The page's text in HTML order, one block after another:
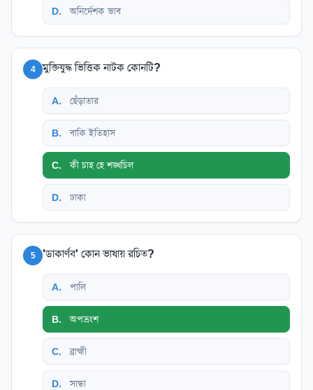
D. অনির্দেশক ভাব
4 মুক্তিযুদ্ধ ভিত্তিক নাটক কোনটি?
A. ছেঁড়াতার
B. বাকি ইতিহাস
C. কী চাহ হে শঙ্খচিল
D. ঢাকা
5 'ডাকার্ণব' কোন ভাষায় রচিত?
A. পালি
B. অপভ্রংশ
C. ব্রাহ্মী
D. সান্ধা